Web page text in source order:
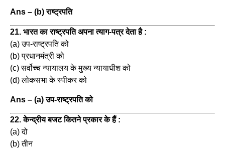
Ans – (b) राष्ट्रपति
21. भारत का राष्ट्रपति अपना त्याग-पत्र देता है :
(a) उप-राष्ट्रपति को
(b) प्रधानमंत्री को
(c) सर्वोच्च न्यायालय के मुख्य न्यायाधीश को
(d) लोकसभा के स्पीकर को
Ans – (a) उप-राष्ट्रपति को
22. केन्द्रीय बजट कितने प्रकार के हैं :
(a) दो
(b) तीन